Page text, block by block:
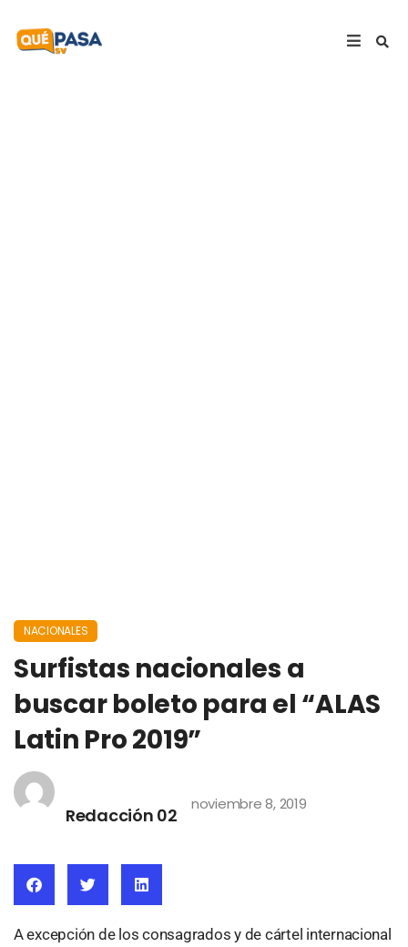
NACIONALES
Surfistas nacionales a
buscar boleto para el “ALAS
Latin Pro 2019”
Redacción 02
noviembre 8, 2019
A excepción de los consagrados y de cártel internacional